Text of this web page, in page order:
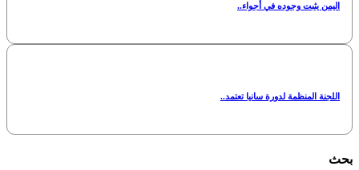
اليمن يثبت وجوده في أجواء..
اللجنة المنظمة لدورة سانيا تعتمد..
بحث